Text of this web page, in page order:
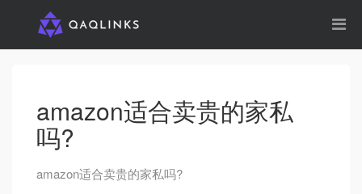
amazon适合卖贵的家私
吗?
amazon适合卖贵的家私吗?